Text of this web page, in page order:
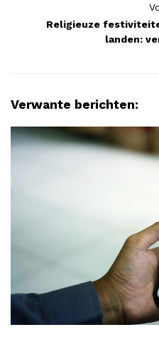
Religieuze
landen:
Verwante berichten: